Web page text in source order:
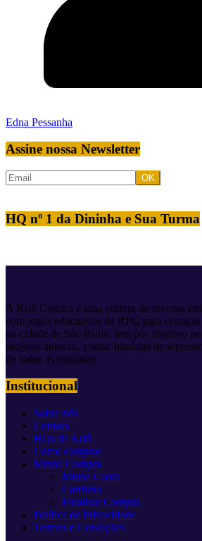
Edna Pessanha
Assine nossa Newsletter
HQ nº 1 da Dininha e Sua Turma
A Kriô Comics é uma editora de revistas
com jogos educativos de RPG para
na cidade de São Paulo, tem por objetivo
projetos autorais, contar histórias de
de todas as minorias.
Institucional
Sobre nós
Contato
HQs da Kriô
Como comprar
Minha Compra
Minha Conta
Carrinho
Finalizar Compra
Política de Privacidade
Termos e Condições